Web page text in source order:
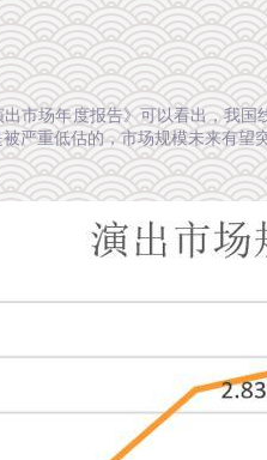
市场年度报告》可以看出，我
严重低估的，市场规模未来有望